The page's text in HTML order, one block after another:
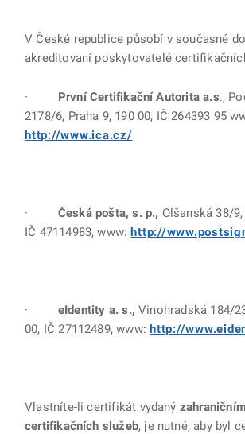
V České republice působí v současné
akreditovaní poskytovatelé
· První Certifikační Autorita a.s.,
2178/6, Praha 9, 190 00, IČ 264393 95
http://www.ica.cz/
· Česká pošta, s. p., Olšanská 38/
IČ 47114983, www:http://
· eIdentity a. s.,Vinohradská 184/
00, IČ 27112489, www:http://
Vlastníte-li certifikát vydaný
certifikačních služeb, je nutné, aby byl